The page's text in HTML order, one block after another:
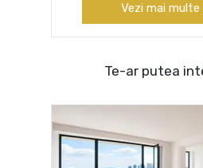
Vezi mai
Te-ar putea